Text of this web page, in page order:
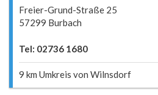
Freier-Grund-Straße 25
57299 Burbach
Tel: 02736 1680
9 km Umkreis von Wilnsdorf